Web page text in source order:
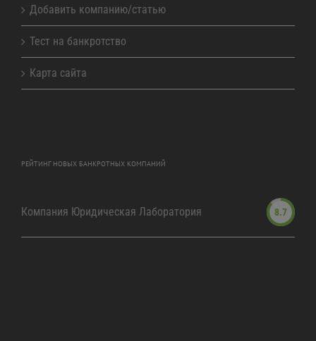
Добавить компанию/статью
Тест на банкротство
Карта сайта
РЕЙТИНГ НОВЫХ БАНКРОТНЫХ КОМПАНИЙ
Компания Юридическая Лаборатория 8.7